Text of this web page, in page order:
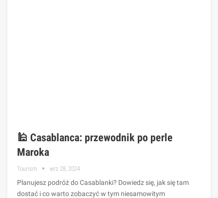
🕌 Casablanca: przewodnik po perle
Maroka
Tourism wrz 28, 2024
Planujesz podróż do Casablanki? Dowiedz się, jak się tam
dostać i co warto zobaczyć w tym niesamowitym